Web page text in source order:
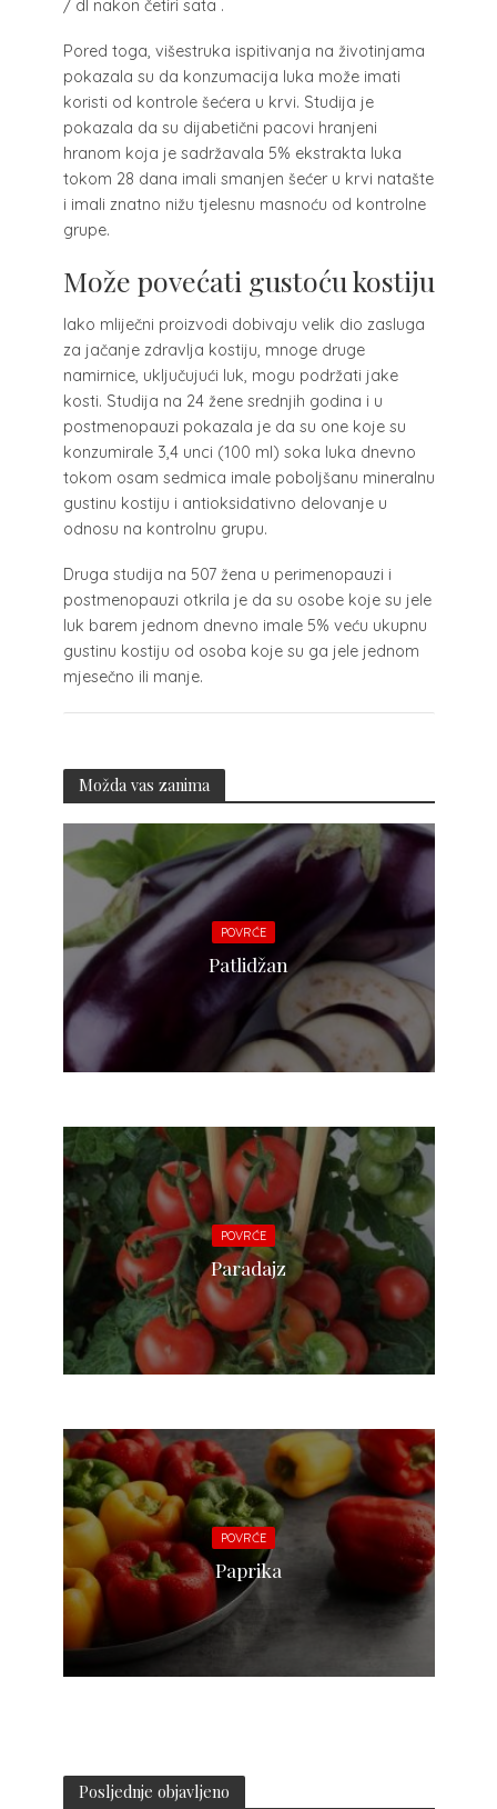
/ dl nakon četiri sata .
Pored toga, višestruka ispitivanja na životinjama
pokazala su da konzumacija luka može imati
koristi od kontrole šećera u krvi. Studija je
pokazala da su dijabetični pacovi hranjeni
hranom koja je sadržavala 5% ekstrakta luka
tokom 28 dana imali smanjen šećer u krvi natašte
i imali znatno nižu tjelesnu masnoću od kontrolne
grupe.
Može povećati gustoću kostiju
Iako mliječni proizvodi dobivaju velik dio zasluga
za jačanje zdravlja kostiju, mnoge druge
namirnice, uključujući luk, mogu podržati jake
kosti. Studija na 24 žene srednjih godina i u
postmenopauzi pokazala je da su one koje su
konzumirale 3,4 unci (100 ml) soka luka dnevno
tokom osam sedmica imale poboljšanu mineralnu
gustinu kostiju i antioksidativno delovanje u
odnosu na kontrolnu grupu.
Druga studija na 507 žena u perimenopauzi i
postmenopauzi otkrila je da su osobe koje su jele
luk barem jednom dnevno imale 5% veću ukupnu
gustinu kostiju od osoba koje su ga jele jednom
mjesečno ili manje.
Možda vas zanima
POVRĆE
Patlidžan
POVRĆE
Paradajz
POVRĆE
Paprika
Posljednje objavljeno